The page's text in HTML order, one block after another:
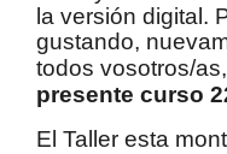
la versión digital.
gustando,
todos vosotros/as,
presente curso
El Taller esta